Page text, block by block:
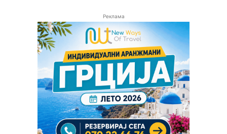
Реклама